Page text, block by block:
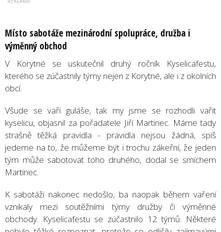
Místo sabotáže mezinárodní spolupráce, družba i
výměnný obchod
V Korytné se uskutečnil druhý ročník Kyselicafestu,
kterého se zúčastnily týmy nejen z Korytné, ale i z okolních
obcí.
Všude se vaří guláše, tak my jsme se rozhodli vařit
kyselicu, objasnil za pořadatele Jiří Martinec. Máme tady
strašně těžká pravidla - pravidla nejsou žádná, spíš
jedeme na to, že můžeme být i trochu zákeřní, že jeden
tým může sabotovat toho druhého, dodal se smíchem
Martinec.
K sabotáži nakonec nedošlo, ba naopak během vaření
vznikaly mezi soutěžními týmy družby či výměnné
obchody. Kyselicafestu se zúčastnilo 12 týmů. Některé